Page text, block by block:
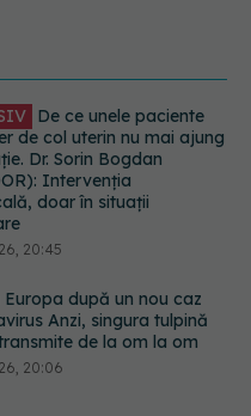
Europa după un nou caz
Anzi, singura tulpină
de la om la om
20:06
salarii mai mari.
cer schimbarea legii
19:26